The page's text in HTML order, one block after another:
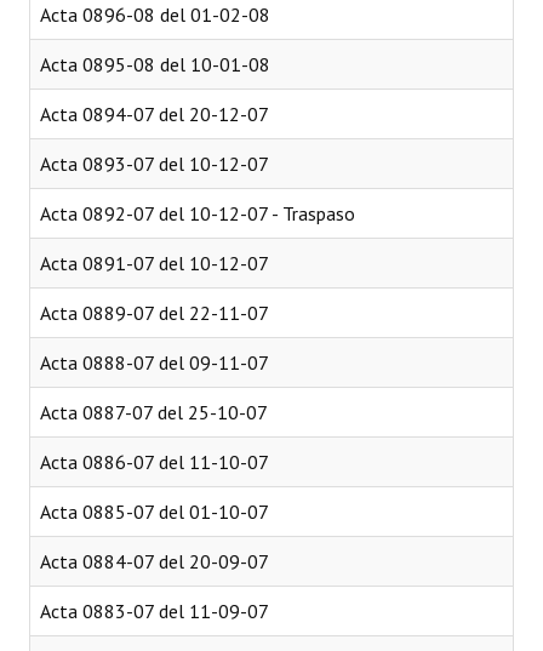
Acta 0896-08 del 01-02-08
Acta 0895-08 del 10-01-08
Acta 0894-07 del 20-12-07
Acta 0893-07 del 10-12-07
Acta 0892-07 del 10-12-07 - Traspaso
Acta 0891-07 del 10-12-07
Acta 0889-07 del 22-11-07
Acta 0888-07 del 09-11-07
Acta 0887-07 del 25-10-07
Acta 0886-07 del 11-10-07
Acta 0885-07 del 01-10-07
Acta 0884-07 del 20-09-07
Acta 0883-07 del 11-09-07